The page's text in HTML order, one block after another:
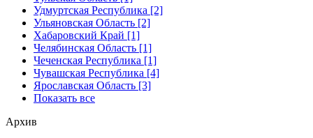
Удмуртская Республика [2]
Ульяновская Область [2]
Хабаровский Край [1]
Челябинская Область [1]
Чеченская Республика [1]
Чувашская Республика [4]
Ярославская Область [3]
Показать все
Архив